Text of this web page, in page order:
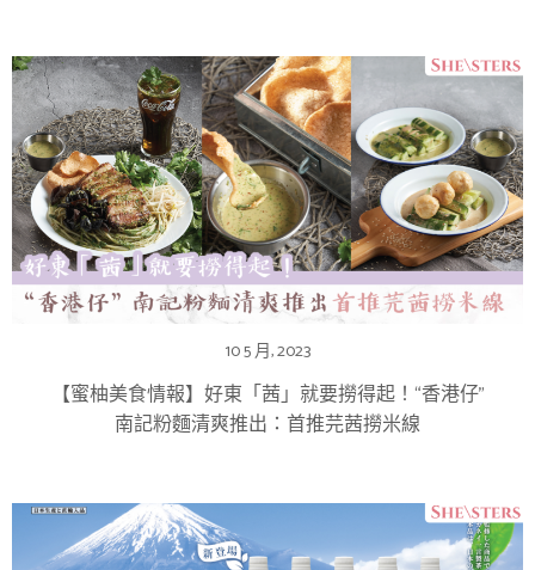
10 5 月, 2023
【蜜柚美食情報】好東「茜」就要撈得起！“香港仔”
南記粉麵清爽推出：首推芫茜撈米線